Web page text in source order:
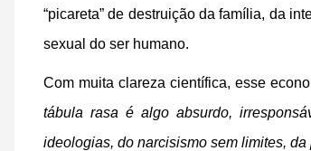
“picareta” de destruição da família, da
sexual do ser humano.
Com muita clareza científica, esse
tábula rasa é algo absurdo,
ideologias, do narcisismo sem limites,